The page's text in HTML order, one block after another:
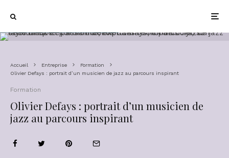
Accueil Entreprise
Formation
Olivier Defays : portrait d’un musicien de jazz au parcours inspirant
Formation
Olivier Defays : portrait d’un musicien de
jazz au parcours inspirant